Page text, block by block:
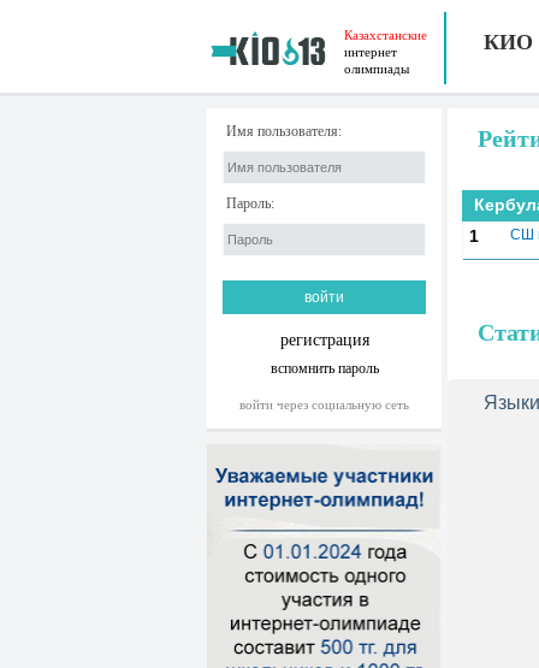
Казахстанские
интернет
олимпиады
КИО
Имя пользователя:
Пароль:
регистрация
вспомнить пароль
войти через социальную сеть
1 СШ